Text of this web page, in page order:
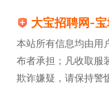
大宝招聘网-
本站所有信息均由用
布者承担；凡收取服
欺诈嫌疑，请保持警